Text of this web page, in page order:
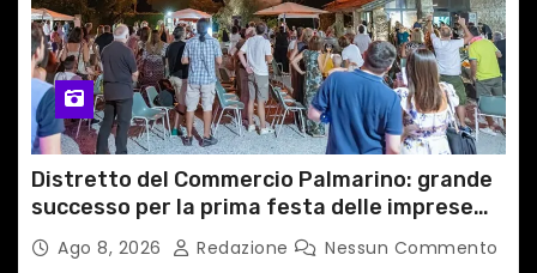
Distretto del Commercio Palmarino: grande
successo per la prima festa delle imprese
del territorio
Ago 8, 2026 Redazione Nessun Commento